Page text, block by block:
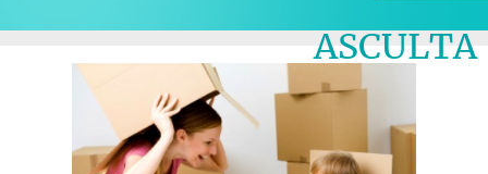
ASCULTA
LIVE